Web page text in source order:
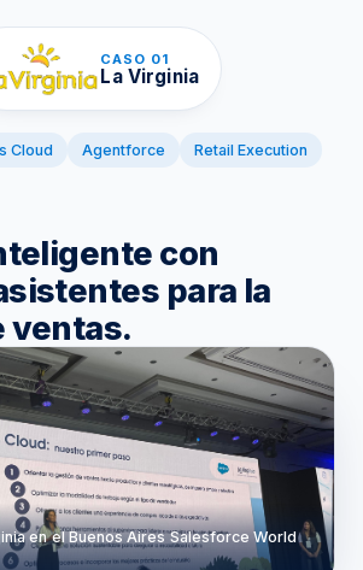
CASO 01
La Virginia
Cloud Agentforce Retail Execution
con
para la
ventas.
en el Buenos Aires Salesforce World